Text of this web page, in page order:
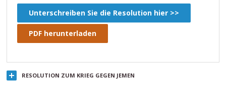
Unterschreiben Sie die Resolution hier >>
PDF herunterladen
RESOLUTION ZUM KRIEG GEGEN JEMEN